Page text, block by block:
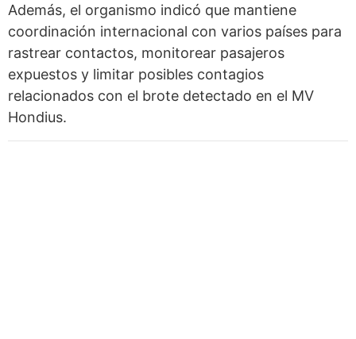
Además, el organismo indicó que mantiene
coordinación internacional con varios países para
rastrear contactos, monitorear pasajeros
expuestos y limitar posibles contagios
relacionados con el brote detectado en el MV
Hondius.